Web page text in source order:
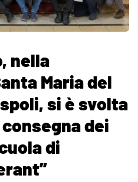
nella
Maria del
si è svolta
dei
di